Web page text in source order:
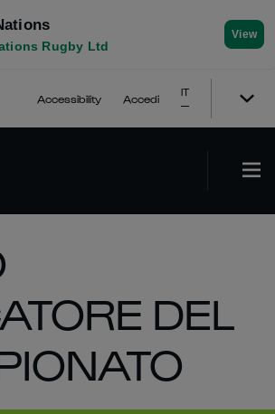
Rugby Ltd
View
Accessibility Accedi
IT
DEL